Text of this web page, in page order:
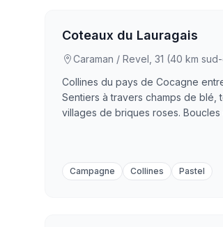
Coteaux du Lauragais
Caraman / Revel, 31 (40 km
Collines du pays de Cocagne
Sentiers à travers champs de blé,
villages de briques roses. Boucles
Campagne Collines Pastel